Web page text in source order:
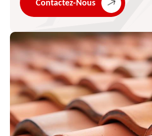
Contactez-Nous